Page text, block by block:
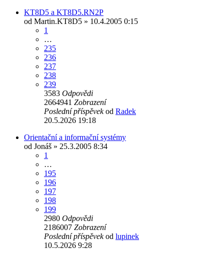
KT8D5 a KT8D5.RN2P
od Martin.KT8D5 » 10.4.2005 0:15
1
…
235
236
237
238
239
3583 Odpovědi
2664941 Zobrazení
Poslední příspěvekod Radek
20.5.2026 19:18
Orientační a informační systémy
od Jonáš » 25.3.2005 8:34
1
…
195
196
197
198
199
2980 Odpovědi
2186007 Zobrazení
Poslední příspěvekod lupinek
10.5.2026 9:28